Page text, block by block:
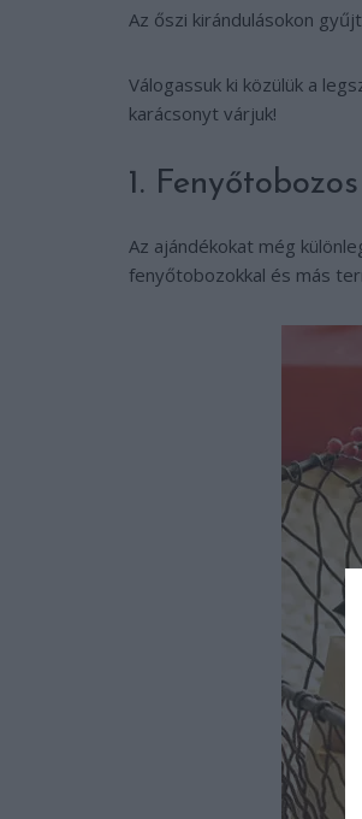
Az őszi kirándulásokon
Válogassuk ki közülük a
karácsonyt várjuk!
1.
Az ajándékokat még
fenyőtobozokkal és más